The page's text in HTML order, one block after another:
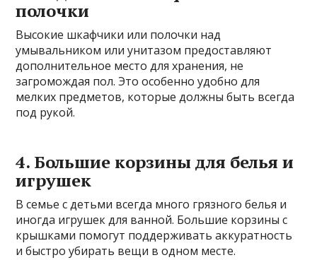
полочки
Высокие шкафчики или полочки над
умывальником или унитазом предоставляют
дополнительное место для хранения, не
загромождая пол. Это особенно удобно для
мелких предметов, которые должны быть всегда
под рукой.
4. Большие корзины для белья и
игрушек
В семье с детьми всегда много грязного белья и
иногда игрушек для ванной. Большие корзины с
крышками помогут поддерживать аккуратность
и быстро убирать вещи в одном месте.